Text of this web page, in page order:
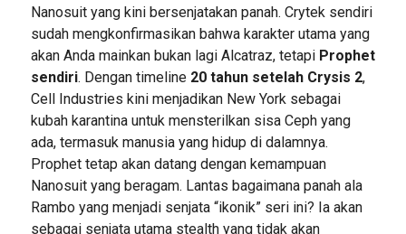
Nanosuit yang kini bersenjatakan panah. Crytek sendiri
sudah mengkonfirmasikan bahwa karakter utama yang
akan Anda mainkan bukan lagi Alcatraz, tetapi Prophet
sendiri. Dengan timeline 20 tahun setelah Crysis 2,
Cell Industries kini menjadikan New York sebagai
kubah karantina untuk mensterilkan sisa Ceph yang
ada, termasuk manusia yang hidup di dalamnya.
Prophet tetap akan datang dengan kemampuan
Nanosuit yang beragam. Lantas bagaimana panah ala
Rambo yang menjadi senjata “ikonik” seri ini? Ia akan
sebagai senjata utama stealth yang tidak akan